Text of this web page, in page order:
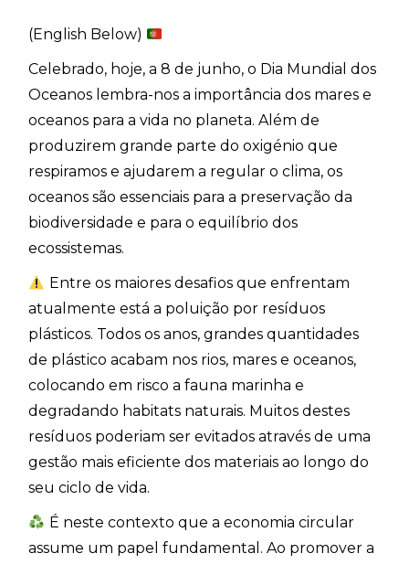
(English Below)
Celebrado, hoje, a 8 de junho, o Dia Mundial dos
Oceanos lembra-nos a importância dos mares e
oceanos para a vida no planeta. Além de
produzirem grande parte do oxigénio que
respiramos e ajudarem a regular o clima, os
oceanos são essenciais para a preservação da
biodiversidade e para o equilíbrio dos
ecossistemas.
Entre os maiores desafios que enfrentam
atualmente está a poluição por resíduos
plásticos. Todos os anos, grandes quantidades
de plástico acabam nos rios, mares e oceanos,
colocando em risco a fauna marinha e
degradando habitats naturais. Muitos destes
resíduos poderiam ser evitados através de uma
gestão mais eficiente dos materiais ao longo do
seu ciclo de vida.
É neste contexto que a economia circular
assume um papel fundamental. Ao promover a